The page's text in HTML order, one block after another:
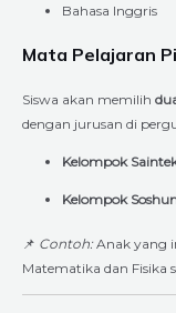
Bahasa Inggris
Mata Pelajaran
Siswa akan memilih
dengan jurusan di
Kelompok
Kelompok
📌 Contoh:Anak yang
Matematika dan Fisika